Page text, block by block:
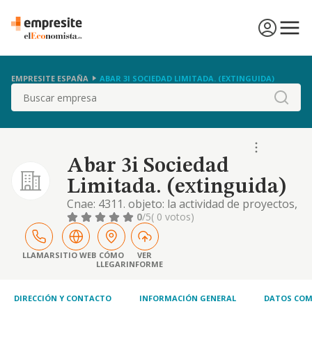
EMPRESITE ESPAÑA ABAR 3I SOCIEDAD LIMITADA. (EXTINGUIDA)
Buscar
Abar 3i Sociedad
Limitada. (extinguida)
Cnae: 4311. objeto: la actividad de proyectos,
construcción, venta y explotación de plantas
y equipos medioambientales, gestión de
residuos, plantas de reciclado y de
recuperación de subproductos, gestión de
vertederos y de instalaciones
instalaciones, desinstalaci
0/5( 0 votos)
LLAMARSITIO WEB CÓMO
LLEGAR
VER
INFORME
DIRECCIÓN Y CONTACTO INFORMACIÓN GENERAL DATOS